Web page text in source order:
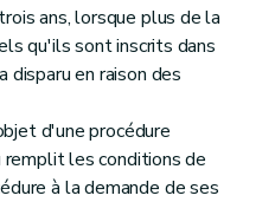
ans, lorsque plus de la
qu'ils sont inscrits dans
en raison des
d'une procédure
les conditions de
à la demande de ses